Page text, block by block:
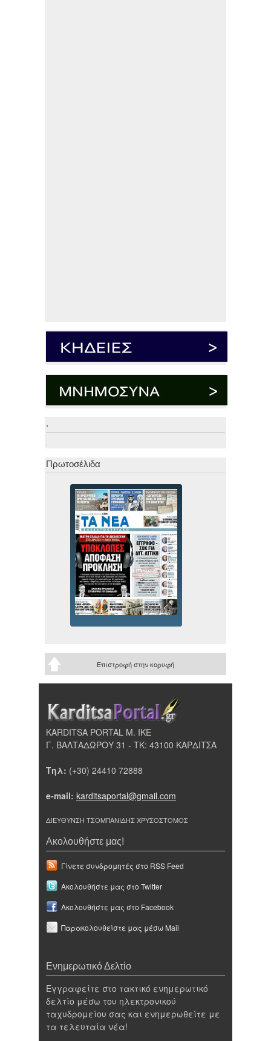
.
.
Πρωτοσέλιδα
Επιστροφή στην κορυφή
KARDITSA PORTAL Μ. ΙΚΕ
Γ. ΒΑΛΤΑΔΩΡΟΥ 31 - ΤΚ: 43100 ΚΑΡΔΙΤΣΑ
Τηλ: (+30) 24410 72888
e-mail: karditsaportal@gmail.com
ΔΙΕΥΘΥΝΣΗ ΤΣΟΜΠΑΝΙΔΗΣ ΧΡΥΣΟΣΤΟΜΟΣ
Ακολουθήστε μας!
Γίνετε συνδρομητές στο RSS Feed
Ακολουθήστε μας στο Twitter
Ακολουθήστε μας στο Facebook
Παρακολουθείστε μας μέσω Mail
Ενημερωτικό Δελτίο
Εγγραφείτε στο τακτικό ενημερωτικό
δελτίο μέσω του ηλεκτρονικού
ταχυδρομείου σας και ενημερωθείτε με
τα τελευταία νέα!